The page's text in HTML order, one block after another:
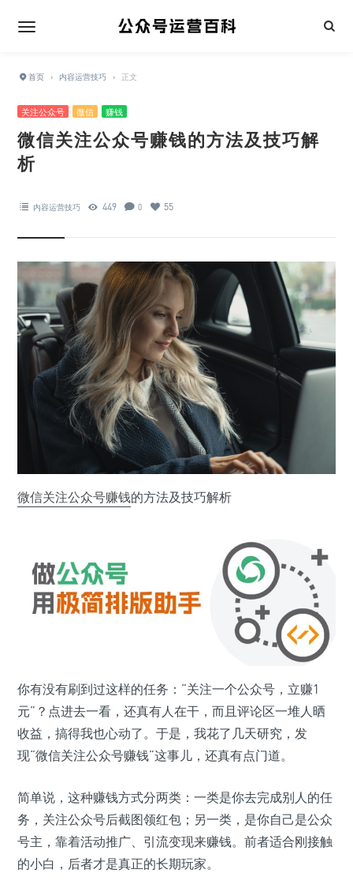
首页 › 内容运营技巧 › 正文
关注公众号 微信 赚钱
微信关注公众号赚钱的方法及技巧解
析
内容运营技巧 449 0 55
微信关注公众号赚钱的方法及技巧解析
你有没有刷到过这样的任务：“关注一个公众号，立赚1
元”？点进去一看，还真有人在干，而且评论区一堆人晒
收益，搞得我也心动了。于是，我花了几天研究，发
现“微信关注公众号赚钱”这事儿，还真有点门道。
简单说，这种赚钱方式分两类：一类是你去完成别人的任
务，关注公众号后截图领红包；另一类，是你自己是公众
号主，靠着活动推广、引流变现来赚钱。前者适合刚接触
的小白，后者才是真正的长期玩家。